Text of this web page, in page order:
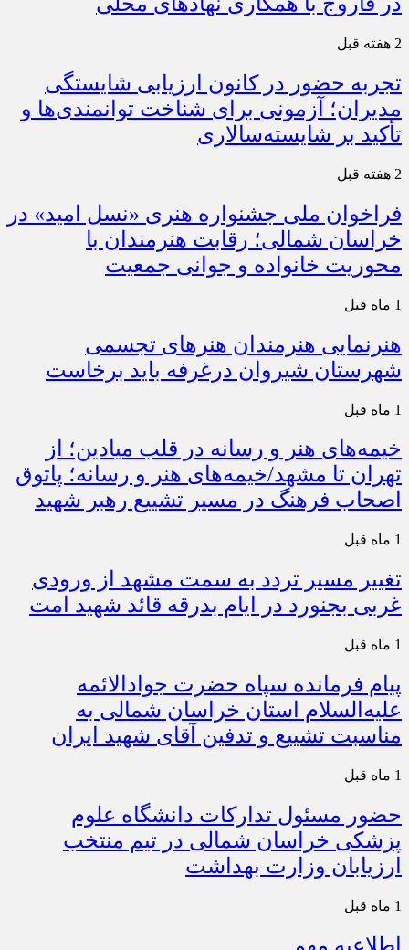
2 هفته قبل
تجربه حضور در کانون ارزیابی شایستگی
مدیران؛ آزمونی برای شناخت توانمندی‌ها و
تأکید بر شایسته‌سالاری
2 هفته قبل
فراخوان ملی جشنواره هنری «نسل امید» در
خراسان شمالی؛ رقابت هنرمندان با
محوریت خانواده و جوانی جمعیت
1 ماه قبل
هنرنمایی هنرمندان هنرهای تجسمی
شهرستان شیروان درغرفه باید برخاست
1 ماه قبل
خیمه‌های هنر و رسانه در قلب میادین؛ از
تهران تا مشهد/خیمه‌های هنر و رسانه؛ پاتوق
اصحاب فرهنگ در مسیر تشییع رهبر شهید
1 ماه قبل
تغییر مسیر تردد به سمت مشهد از ورودی
غربی بجنورد در ایام بدرقه قائد شهید امت
1 ماه قبل
پیام فرمانده سپاه حضرت جوادالائمه
علیه‌السلام استان خراسان شمالی به
مناسبت تشییع و تدفین آقای شهید ایران
1 ماه قبل
حضور مسئول تدارکات دانشگاه علوم
پزشکی خراسان شمالی در تیم منتخب
ارزیابان وزارت بهداشت
1 ماه قبل
اطلاعیه مهم